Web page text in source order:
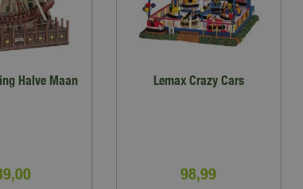
Halve Maan
,00
Lemax Crazy Cars
98,99